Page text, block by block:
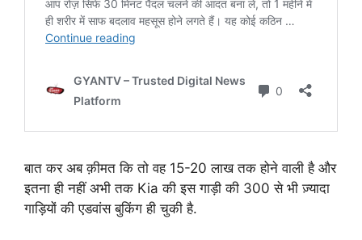
बात कर अब क़ीमत कि तो वह 15-20 लाख तक होने वाली है और
इतना ही नहीं अभी तक Kia की इस गाड़ी की 300 से भी ज़्यादा
गाड़ियों की एडवांस बुकिंग ही चुकी है.